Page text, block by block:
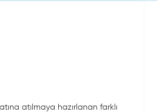
atılmaya hazırlanan farklı